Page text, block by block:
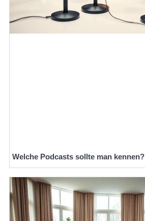
Welche Podcasts sollte man kennen?